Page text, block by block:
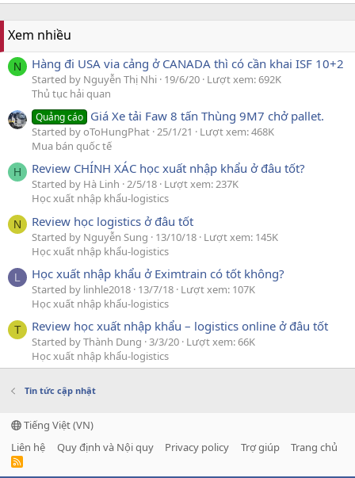
Xem nhiều
N Hàng đi USA via cảng ở CANADA thì có cần khai ISF 10+2
Started by Nguyễn Thị Nhi 19/6/20 Lượt xem: 692K
Thủ tục hải quan
Quảng cáo Giá Xe tải Faw 8 tấn Thùng 9M7 chở pallet.
Started by oToHungPhat 25/1/21
Lượt xem: 468K
Mua bán quốc tế
H Review CHÍNH XÁC học xuất nhập khẩu ở đâu tốt?
Started by Hà Linh 2/5/18 Lượt xem: 237K
Học xuất nhập khẩu-logistics
N Review học logistics ở đâu tốt
Started by Nguyễn Sung 13/10/18 Lượt xem: 145K
Học xuất nhập khẩu-logistics
L Học xuất nhập khẩu ở Eximtrain có tốt không?
Started by linhle2018 13/7/18 Lượt xem: 107K
Học xuất nhập khẩu-logistics
T Review học xuất nhập khẩu – logistics online ở đâu tốt
Started by Thành Dung 3/3/20 Lượt xem: 66K
Học xuất nhập khẩu-logistics
Tin tức cập nhật
Tiếng Việt (VN)
Liên hệ
Quy định và Nội quy Privacy policy Trợ giúp Trang chủ
R